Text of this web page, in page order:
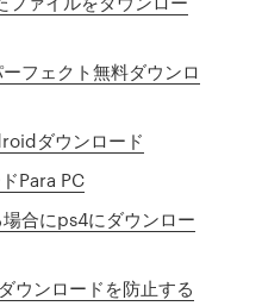
フェクト無料ダウンロ
ダウンロード
Para PC
合にps4にダウンロー
ウンロードを防止する